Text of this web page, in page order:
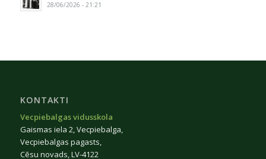
28/06/2026 - 21:21
KONTAKTI
Vecpiebalgas vidusskola
Gaismas iela 2, Vecpiebalga,
Vecpiebalgas pagasts,
Cēsu novads, LV-4122